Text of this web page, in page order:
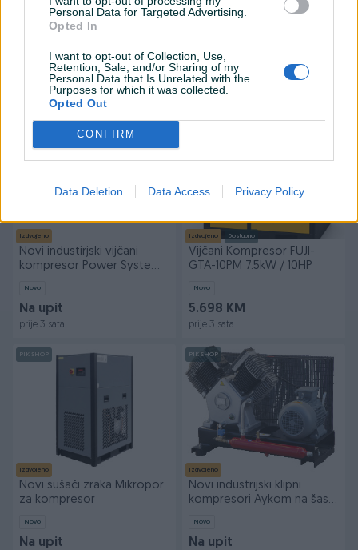
Personal Data for Targeted Advertising.
Opted In
I want to opt-out of Collection, Use,
Retention, Sale, and/or Sharing of my
Personal Data that Is Unrelated with the
Purposes for which it was collected.
Opted Out
CONFIRM
Data Deletion Data Access Privacy Policy
Novi industrijski klipni
kompresor Remeza 5,5kW
Na upit
prije 2 sata
Izdvojeno
Novi klipni kompresor
Novo
Na upit
prije 2 sata
PIK SHOP
Izdvojeno
Novi industirjski vijčani
kompresor Power System
Novo
Na upit
prije 3 sata
PIK SHOP
Izdvojeno Dostupno
Vijčani Kompresor FUJI-
GTA-10PM 7.5kW / 10HP
Novo
5.698 KM
prije 3 sata
PIK SHOP
Izdvojeno
Novi sušači zraka Mikropor
za kompresor
Novo
Na upit
PIK SHOP
Izdvojeno
Novi industrijski klipni
kompresori Aykom na šasiji
Novo
Na upit